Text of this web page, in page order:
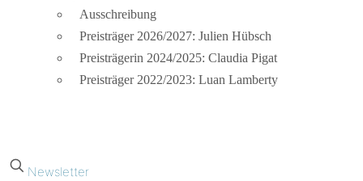
Ausschreibung
Preisträger 2026/2027: Julien Hübsch
Preisträgerin 2024/2025: Claudia Pigat
Preisträger 2022/2023: Luan Lamberty
Newsletter